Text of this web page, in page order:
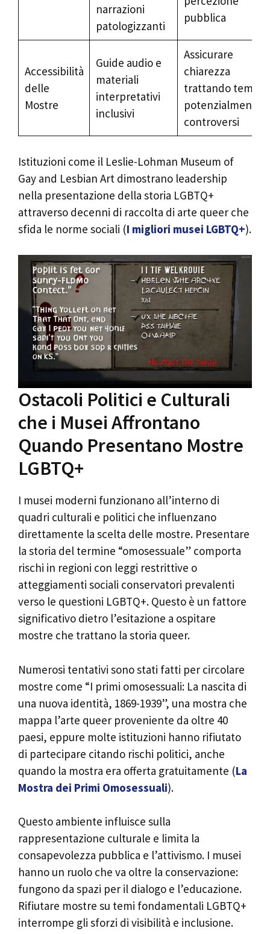
narrazioni
patologizzanti
pubblica
Accessibilità
delle
Mostre
Guide audio e
materiali
interpretativi
inclusivi
Assicurare
chiarezza
trattando temi
potenzialmente
controversi
Istituzioni come il Leslie-Lohman Museum of
Gay and Lesbian Art dimostrano leadership
nella presentazione della storia LGBTQ+
attraverso decenni di raccolta di arte queer che
sfida le norme sociali (I migliori musei LGBTQ+).
Ostacoli Politici e Culturali
che i Musei Affrontano
Quando Presentano Mostre
LGBTQ+
I musei moderni funzionano all’interno di
quadri culturali e politici che influenzano
direttamente la scelta delle mostre. Presentare
la storia del termine “omosessuale” comporta
rischi in regioni con leggi restrittive o
atteggiamenti sociali conservatori prevalenti
verso le questioni LGBTQ+. Questo è un fattore
significativo dietro l’esitazione a ospitare
mostre che trattano la storia queer.
Numerosi tentativi sono stati fatti per circolare
mostre come “I primi omosessuali: La nascita di
una nuova identità, 1869-1939”, una mostra che
mappa l’arte queer proveniente da oltre 40
paesi, eppure molte istituzioni hanno rifiutato
di partecipare citando rischi politici, anche
quando la mostra era offerta gratuitamente (La
Mostra dei Primi Omosessuali).
Questo ambiente influisce sulla
rappresentazione culturale e limita la
consapevolezza pubblica e l’attivismo. I musei
hanno un ruolo che va oltre la conservazione:
fungono da spazi per il dialogo e l’educazione.
Rifiutare mostre su temi fondamentali LGBTQ+
interrompe gli sforzi di visibilità e inclusione.